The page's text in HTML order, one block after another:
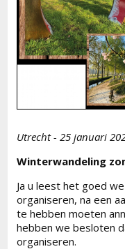
Utrecht - 25 januari
Winterwandeling
Ja u leest het goed
organiseren, na een
te hebben moeten
hebben we besloten
organiseren.